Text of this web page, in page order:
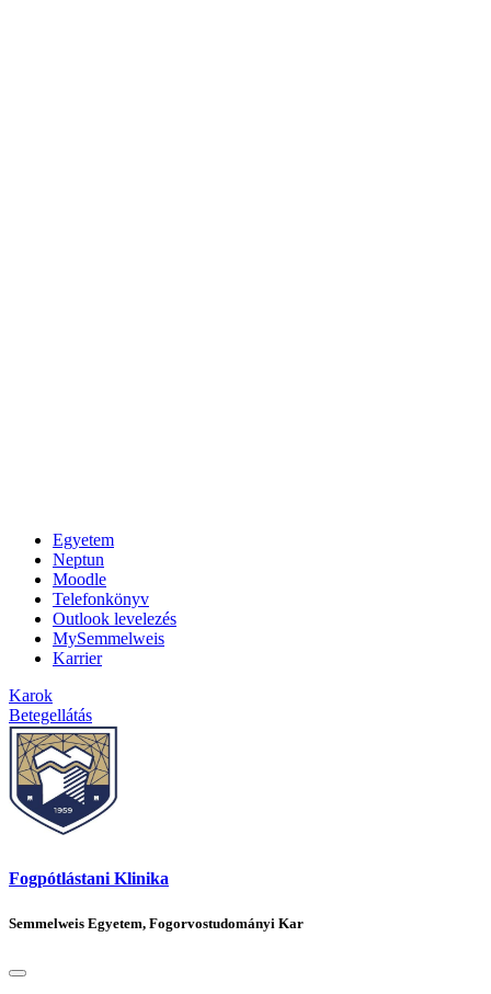
Egyetem
Neptun
Moodle
Telefonkönyv
Outlook levelezés
MySemmelweis
Karrier
Karok
Betegellátás
Fogpótlástani Klinika
Semmelweis Egyetem, Fogorvostudományi Kar